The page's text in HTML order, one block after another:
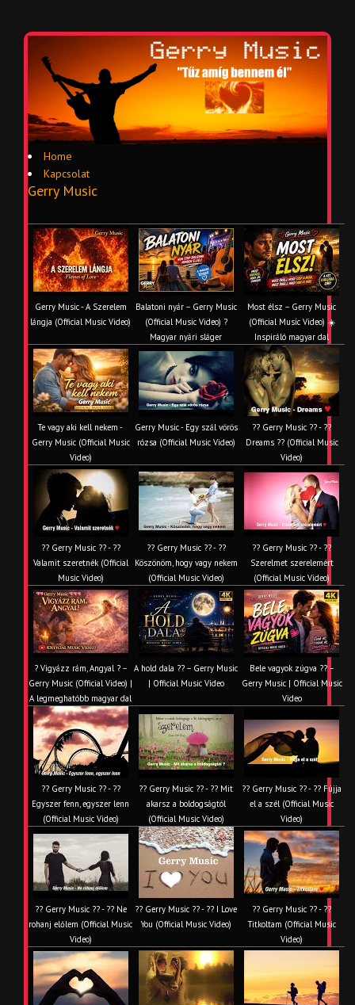
Home
Kapcsolat
Gerry Music
Gerry Music - A Szerelem
lángja (Official Music Video)
Balatoni nyár – Gerry Music
(Official Music Video) ?
Magyar nyári sláger
Most élsz – Gerry Music
(Official Music Video) ☀️
Inspiráló magyar dal
Te vagy aki kell nekem -
Gerry Music (Official Music
Video)
Gerry Music - Egy szál vörös
rózsa (Official Music Video)
?? Gerry Music ?? - ??
Dreams ?? (Official Music
Video)
?? Gerry Music ?? - ??
Valamit szeretnék (Official
Music Video)
?? Gerry Music ?? - ??
Köszönöm, hogy vagy nekem
(Official Music Video)
?? Gerry Music ?? - ??
Szerelmet szerelemért
(Official Music Video)
? Vigyázz rám, Angyal ? –
Gerry Music (Official Video) |
A legmeghatóbb magyar dal
A hold dala ?? – Gerry Music
| Official Music Video
Bele vagyok zúgva ?? –
Gerry Music | Official Music
Video
?? Gerry Music ?? - ??
Egyszer fenn, egyszer lenn
(Official Music Video)
?? Gerry Music ?? - ?? Mit
akarsz a boldogságtól
(Official Music Video)
?? Gerry Music ?? - ?? Fújja
el a szél (Official Music
Video)
?? Gerry Music ?? - ?? Ne
rohanj előlem (Official Music
Video)
?? Gerry Music ?? - ?? I Love
You (Official Music Video)
?? Gerry Music ?? - ??
Titkoltam (Official Music
Video)